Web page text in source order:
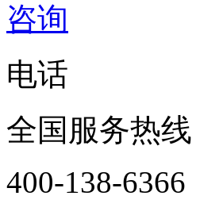
咨询
电话
全国服务热线
400-138-6366